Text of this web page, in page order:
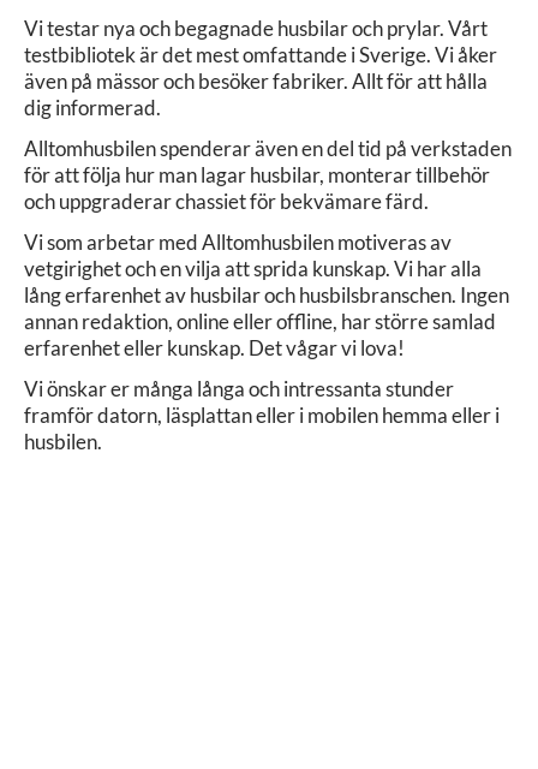
Vi testar nya och begagnade husbilar och prylar. Vårt
testbibliotek är det mest omfattande i Sverige.Vi åker
även på mässor och besöker fabriker. Allt för att hålla
dig informerad.
Alltomhusbilen spenderar även en del tid på verkstaden
för att följa hur man lagar husbilar, monterar tillbehör
och uppgraderar chassiet för bekvämare färd.
Vi som arbetar med Alltomhusbilen motiveras av
vetgirighet och en vilja att sprida kunskap. Vi har alla
lång erfarenhet av husbilar och husbilsbranschen. Ingen
annan redaktion, online eller offline, har större samlad
erfarenhet eller kunskap. Det vågar vi lova!
Vi önskar er många långa och intressanta stunder
framför datorn, läsplattan eller i mobilen hemma eller i
husbilen.